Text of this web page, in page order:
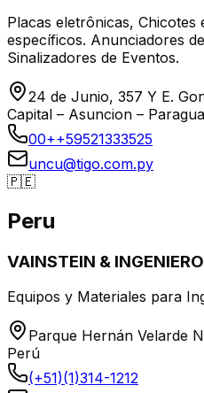
Placas eletrônicas, Chicotes
específicos. Anunciadores
Sinalizadores de Eventos.
24 de Junio, 357 Y E.
Capital – Asuncion –
00++59521333525
uncu@tigo.com.py
🇵🇪
Peru
VAINSTEIN &
Equipos y Materiales para
Parque Hernán Velarde
Perú
(+51)(1)314-1212